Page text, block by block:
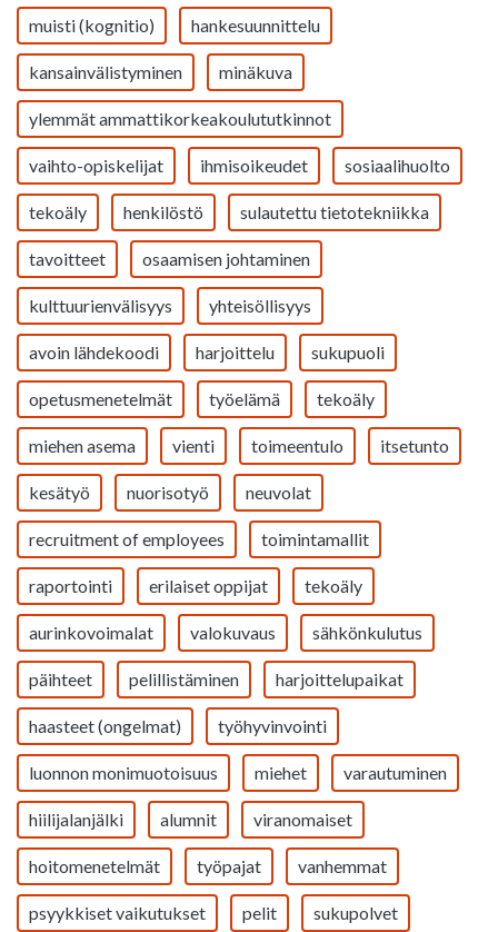
muisti (kognitio) hankesuunnittelu
kansainvälistyminen minäkuva
ylemmät ammattikorkeakoulututkinnot
vaihto-opiskelijat ihmisoikeudet sosiaalihuolto
tekoäly henkilöstö sulautettu tietotekniikka
tavoitteet osaamisen johtaminen
kulttuurienvälisyys yhteisöllisyys
avoin lähdekoodi harjoittelu sukupuoli
opetusmenetelmät työelämä tekoäly
miehen asema vienti toimeentulo itsetunto
kesätyö nuorisotyö neuvolat
recruitment of employees toimintamallit
raportointi erilaiset oppijat tekoäly
aurinkovoimalat valokuvaus sähkönkulutus
päihteet pelillistäminen harjoittelupaikat
haasteet (ongelmat) työhyvinvointi
luonnon monimuotoisuus miehet varautuminen
hiilijalanjälki alumnit viranomaiset
hoitomenetelmät työpajat vanhemmat
psyykkiset vaikutukset pelit sukupolvet